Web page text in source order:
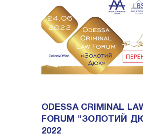
ODESSA CRIMINAL
FORUM "ЗОЛОТИЙ
2022